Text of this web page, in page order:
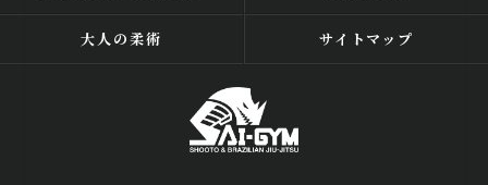
大人の柔術 サイトマップ